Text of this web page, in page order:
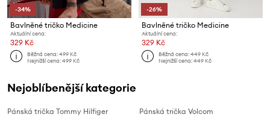
-34%
Bavlněné tričko Medicine
Aktuální cena:
329 Kč
Běžná cena:499 Kč
Nejnižší cena:499 Kč
-26%
Bavlněné tričko Medicine
Aktuální cena:
329 Kč
Běžná cena:449 Kč
Nejnižší cena:449 Kč
Nejoblíbenější kategorie
Pánská trička Tommy Hilfiger
Pánská trička Volcom